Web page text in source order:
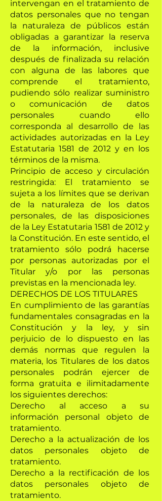
intervengan en el tratamiento de
datos personales que no tengan
la naturaleza de públicos están
obligadas a garantizar la reserva
de la información, inclusive
después de finalizada su relación
con alguna de las labores que
comprende el tratamiento,
pudiendo sólo realizar suministro
o comunicación de datos
personales cuando ello
corresponda al desarrollo de las
actividades autorizadas en la Ley
Estatutaria 1581 de 2012 y en los
términos de la misma.
Principio de acceso y circulación
restringida: El tratamiento se
sujeta a los límites que se derivan
de la naturaleza de los datos
personales, de las disposiciones
de la Ley Estatutaria 1581 de 2012 y
la Constitución. En este sentido, el
tratamiento sólo podrá hacerse
por personas autorizadas por el
Titular y/o por las personas
previstas en la mencionada ley.
DERECHOS DE LOS TITULARES
En cumplimiento de las garantías
fundamentales consagradas en la
Constitución y la ley, y sin
perjuicio de lo dispuesto en las
demás normas que regulen la
materia, los Titulares de los datos
personales podrán ejercer de
forma gratuita e ilimitadamente
los siguientes derechos:
Derecho al acceso a su
información personal objeto de
tratamiento.
Derecho a la actualización de los
datos personales objeto de
tratamiento.
Derecho a la rectificación de los
datos personales objeto de
tratamiento.